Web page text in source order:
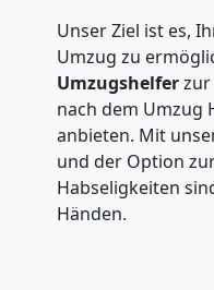
Unser Ziel ist es,
Umzug zu
Umzugshelfer
nach dem Umzug
anbieten. Mit
und der Option
Habseligkeiten
Händen.